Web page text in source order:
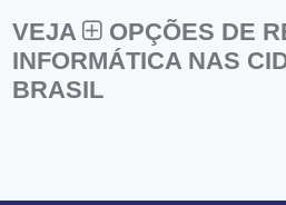
VEJA
OPÇÕES DE
INFORMÁTICA NAS
BRASIL